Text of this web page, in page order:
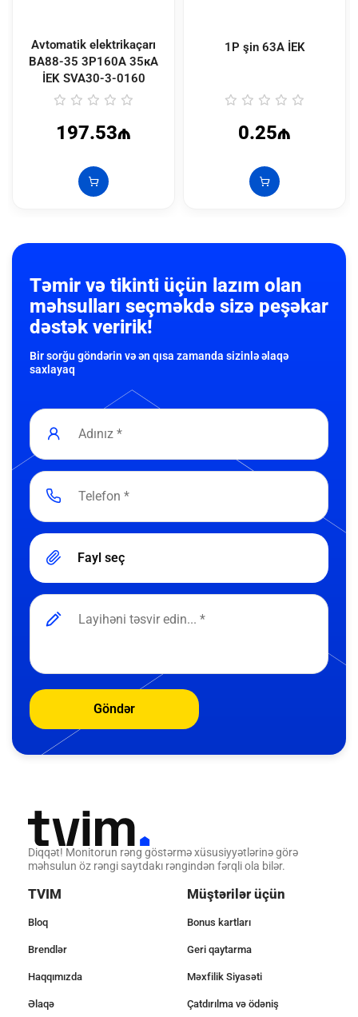
Avtomatik elektrikaçarı
ВА88-35 3Р160А 35кА
İEK SVA30-3-0160
197.53₼
1P şin 63A İEK
0.25₼
Təmir və tikinti üçün lazım olan
məhsulları seçməkdə sizə peşəkar
dəstək veririk!
Bir sorğu göndərin və ən qısa zamanda sizinlə əlaqə
saxlayaq
Fayl seç
Göndər
Diqqət! Monitorun rəng göstərmə xüsusiyyətlərinə görə
məhsulun öz rəngi saytdakı rəngindən fərqli ola bilər.
TVIM
Bloq
Brendlər
Haqqımızda
Əlaqə
Müştərilər üçün
Bonus kartları
Geri qaytarma
Məxfilik Siyasəti
Çatdırılma və ödəniş